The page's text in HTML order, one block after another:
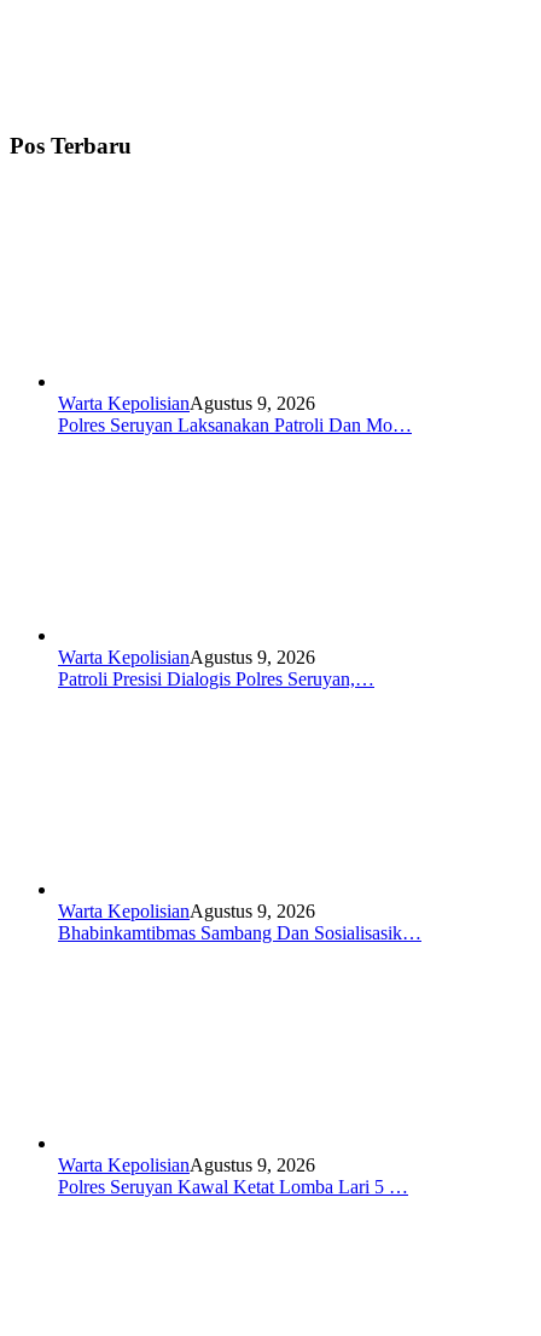
Pos Terbaru
Warta KepolisianAgustus 9, 2026
Polres Seruyan Laksanakan Patroli Dan Mo…
Warta KepolisianAgustus 9, 2026
Patroli Presisi Dialogis Polres Seruyan,…
Warta KepolisianAgustus 9, 2026
Bhabinkamtibmas Sambang Dan Sosialisasik…
Warta KepolisianAgustus 9, 2026
Polres Seruyan Kawal Ketat Lomba Lari 5 …